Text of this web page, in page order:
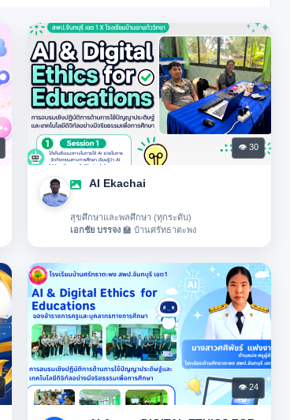
👁 30
AI Ekachai
สุขศึกษาและพลศึกษา (ทุกระดับ)
เอกชัย บรรจง 🏫 บ้านศรัทธาตะพง
👁 24